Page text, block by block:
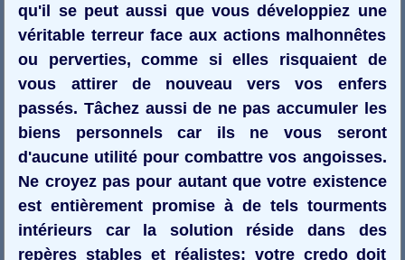
qu'il se peut aussi que vous développiez une
véritable terreur face aux actions malhonnêtes
ou perverties, comme si elles risquaient de
vous attirer de nouveau vers vos enfers
passés. Tâchez aussi de ne pas accumuler les
biens personnels car ils ne vous seront
d'aucune utilité pour combattre vos angoisses.
Ne croyez pas pour autant que votre existence
est entièrement promise à de tels tourments
intérieurs car la solution réside dans des
repères stables et réalistes: votre credo doit